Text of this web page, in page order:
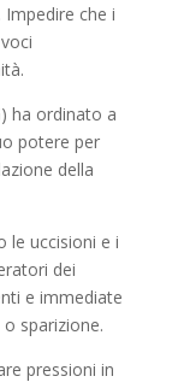
che i
ha ordinato a
potere per
della
le uccisioni e i
dei
e immediate
sparizione.
pressioni in